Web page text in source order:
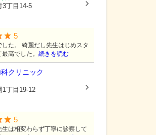
3丁目14-5
5
た。 綺麗だし先生はじめスタ
高でした。 続きを読む
クリニック
1丁目19-12
5
は相変わらず丁寧に診察して